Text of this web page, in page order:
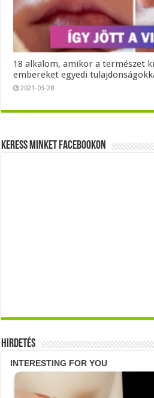
18 alkalom, amikor a természet
embereket egyedi
2021-03-28
Keress minket Facebookon
Hirdetés